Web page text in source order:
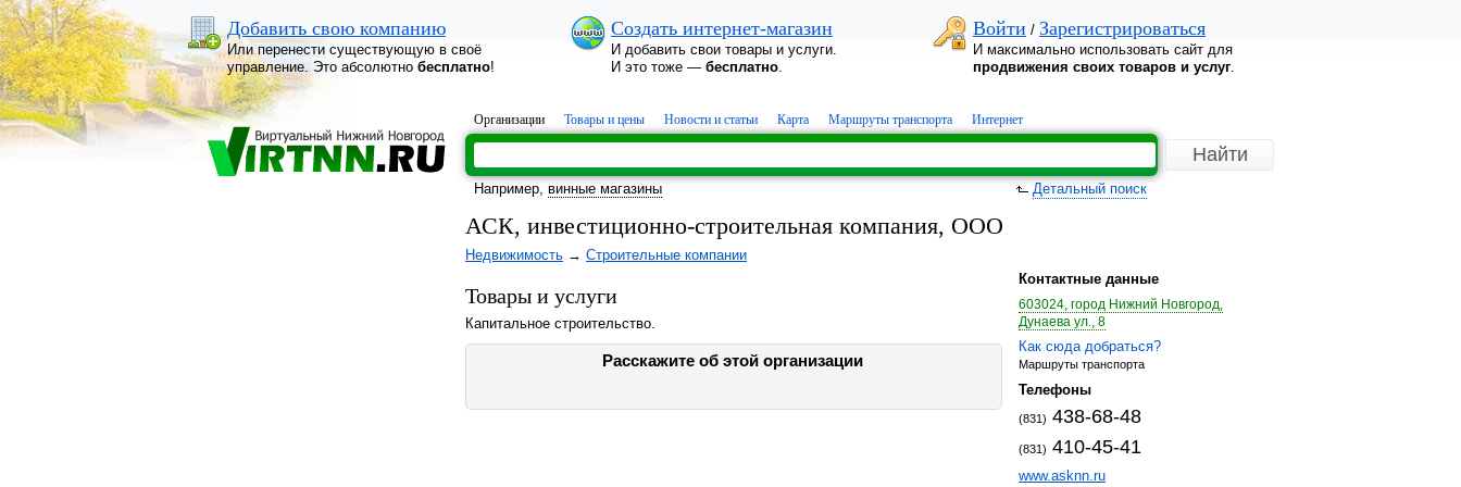
Добавить свою компанию
Или перенести существующую в своё
управление. Это абсолютно бесплатно!
Создать интернет-магазин
И добавить свои товары и услуги.
И это тоже — бесплатно.
Войти / Зарегистрироваться
И максимально использовать сайт для
продвижения своих товаров и услуг.
Организации Товары и цены Новости и статьи Карта Маршруты транспорта Интернет
Например, винные магазины Детальный поиск
АСК, инвестиционно-строительная компания, ООО
Недвижимость → Строительные компании
Товары и услуги
Капитальное строительство.
Расскажите об этой организации
Контактные данные
603024, город Нижний Новгород,
Дунаева ул., 8
Как сюда добраться?
Маршруты транспорта
Телефоны
(831) 438-68-48
(831) 410-45-41
www.asknn.ru